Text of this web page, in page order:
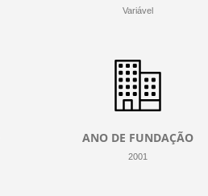
Variável
ANO DE FUNDAÇÃO
2001